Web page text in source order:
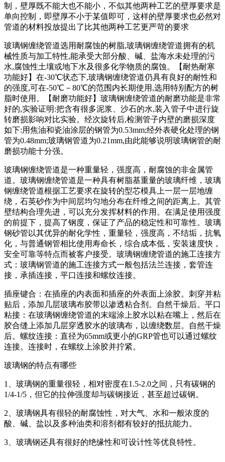
制，壁厚既不能大也不能小，不似其他两种工艺的壁厚要求是
单向控制，即壁厚不小于某值即可，这样的壁厚要求也必然对
管道的材料投放提出了比其他两种工艺更严苛的要求
玻璃钢缠绕管道选用耐腐蚀的树脂,玻璃钢缠绕管道拥有的机
械性质与加工特性,能承受大部分酸、碱、盐海水未处理的污
水,腐蚀性土壤或地下水及很多化学物质的腐蚀。【耐热耐寒
功能好】在-30℃状态下,玻璃钢缠绕管道仍具有良好的耐性和
的强度,可在-50℃－80℃的范围内长期使用,选用特别配方的树
脂时使用。【耐磨功能好】玻璃钢缠绕管道的耐磨功能是非常
好的,实验证明:把含有很多泥浆、沙石的水,装入管子中进行旋
转磨损影响对比实验。经次旋转后,检测管子内壁的磨损深度
如下:用焦油和瓷油涂层的钢管为0.53mm;经外表硬化处理的钢
管为0.48mm;玻璃钢管道为0.21mm,由此能够说明玻璃钢管的耐
磨损功能十分强。
玻璃钢缠绕管道是一种重量轻，强度高，耐腐蚀的非金属管
道。玻璃钢缠绕管道是一种具有树脂基重量的玻璃纤维，玻璃
钢缠绕管道根据工艺要求在旋转的型芯模具上一层一层地缠
绕，石英砂作为中间层均匀地分布在纤维之间的距离上。其管
壁结构合理先进，可以充分发挥材料的作用。在满足使用强度
的前提下，提高了钢度，保证了产品的稳定性和可靠性。玻璃
钢砂管以其优异的耐化学性，重量轻，强度高，不结垢，抗氧
化，与普通钢管相比使用寿命长，综合成本低，安装速度快，
安全可靠等特点而被客户接受。玻璃钢缠绕管道的施工连接方
式：玻璃钢管道的施工连接方式一般包括法兰连接，套管连
接，承插连接，平口连接和螺纹连接。
插座键合：在插座的内表面和插座的外表面上涂胶。刺穿并粘
贴后，添加几层玻璃布胶带以渗透粘合剂。自然干燥后。平口
粘接：在玻璃钢缠绕管道的末端涂上胶水以粘在嘴上，然后在
胶合缝上添加几层穿透胶水的玻璃布，以缠绕数层。自然干燥
后。螺纹连接：直径为65mm或更小的GRP管也可以通过螺纹
连接。连接时，在螺纹上涂胶并拧紧。
玻璃钢的特点有哪些
1、玻璃钢的重量很轻，相对密度在1.5-2.0之间，只有碳钢的
1/4-1/5，但它的拉伸强度却与碳钢接近，甚至超过碳钢。
2、玻璃钢具有很轻的耐腐蚀性，对大气、水和一般浓度的
酸、碱、盐以及多种油类和溶剂都有较好的抵抗能力。
3、玻璃钢还具有很好的绝缘性和可设计性等优良特性。